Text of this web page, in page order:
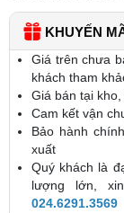
KHUYẾN
Giá trên chưa
khách tham
Giá bán tại
Cam kết vận
Bảo hành
xuất
Quý khách là
lượng lớn,
024.6291.3569